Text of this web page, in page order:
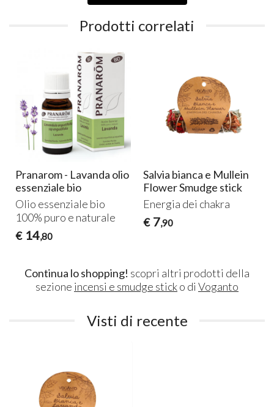
Prodotti correlati
Pranarom - Lavanda olio
essenziale bio
Olio essenziale bio
100% puro e naturale
€ 14,80
Salvia bianca e Mullein
Flower Smudge stick
Energia dei chakra
€ 7,90
Continua lo shopping! scopri altri prodotti della
sezione incensi e smudge sticko di Voganto
Visti di recente